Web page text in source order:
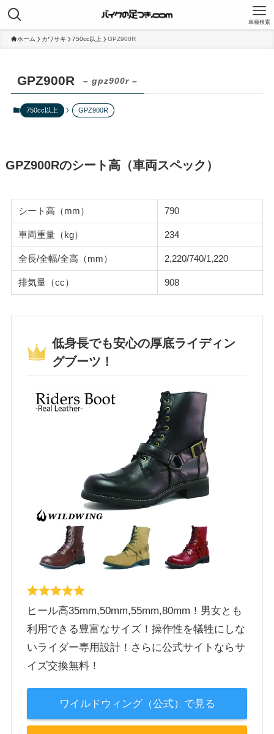
車種検索
ホーム カワサキ 750cc以上 GPZ900R
GPZ900R – gpz900r –
750cc以上 GPZ900R
GPZ900Rのシート高（車両スペック）
シート高（mm） 790
車両重量（kg） 234
全長/全幅/全高（mm） 2,220/740/1,220
排気量（cc） 908
低身長でも安心の厚底ライディン
グブーツ！
ヒール高35mm,50mm,55mm,80mm！男女とも
利用できる豊富なサイズ！操作性を犠牲にしな
いライダー専用設計！さらに公式サイトならサ
イズ交換無料！
ワイルドウィング（公式）で見る